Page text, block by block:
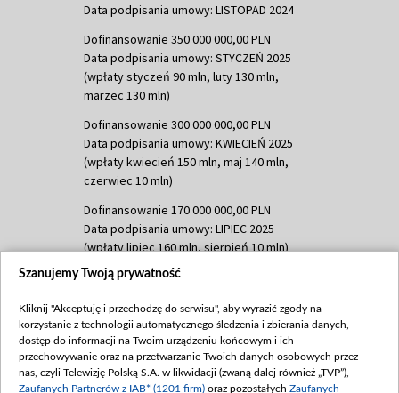
Data podpisania umowy: LISTOPAD 2024
Dofinansowanie 350 000 000,00 PLN
Data podpisania umowy: STYCZEŃ 2025
(wpłaty styczeń 90 mln, luty 130 mln,
marzec 130 mln)
Dofinansowanie 300 000 000,00 PLN
Data podpisania umowy: KWIECIEŃ 2025
(wpłaty kwiecień 150 mln, maj 140 mln,
czerwiec 10 mln)
Dofinansowanie 170 000 000,00 PLN
Data podpisania umowy: LIPIEC 2025
(wpłaty lipiec 160 mln, sierpień 10 mln)
Dofinansowanie 60 000 000,00 PLN
(wpłata wrzesień 60 mln)
Dofinansowanie 635 783 051,21 PLN
Data podpisania umowy: WRZESIEŃ 2025
(wpłata wrzesień 100 mln, październik 350
Szanujemy Twoją prywatność
Kliknij "Akceptuję i przechodzę do serwisu", aby wyrazić zgody na
korzystanie z technologii automatycznego śledzenia i zbierania danych,
dostęp do informacji na Twoim urządzeniu końcowym i ich
przechowywanie oraz na przetwarzanie Twoich danych osobowych przez
nas, czyli Telewizję Polską S.A. w likwidacji (zwaną dalej również „TVP”),
Zaufanych Partnerów z IAB* (1201 firm) oraz pozostałych Zaufanych